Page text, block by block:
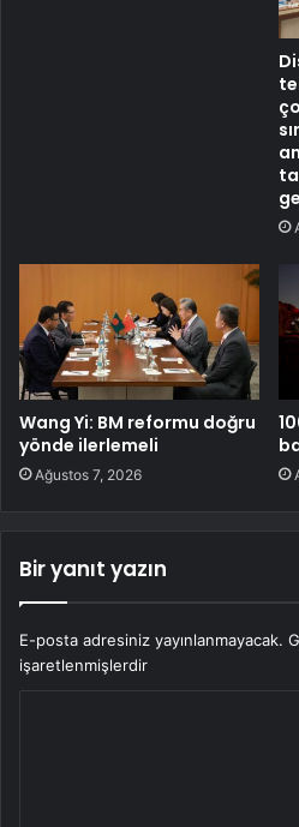
Wang Yi: BM reformu doğru
yönde ilerlemeli
Ağustos 7, 2026
Bir yanıt yazın
E-posta adresiniz yayınlanmayacak.
işaretlenmişlerdir